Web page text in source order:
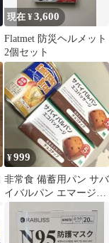
現在 ¥3,600
Flatmet 防災ヘルメット
2個セット
¥999
非常食 備蓄用パン サバ
イバルパン エマージェ